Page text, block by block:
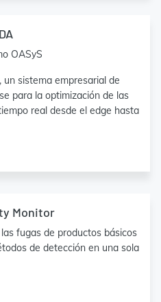
OASyS
sistema empresarial de
para la optimización de las
real desde el edge hasta
Monitor
fugas de productos básicos
de detección en una sola